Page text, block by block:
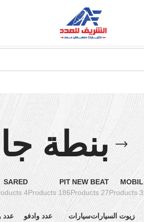
بنطة
MOBIL
3 Products
NEW BEAT
27 Products
PIT
186 Products
SARED
4 Products
زيوت السياراتسيارات
عدد وادفو
عدد